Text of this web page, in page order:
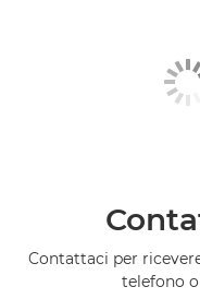
Contattaci per
telefono o